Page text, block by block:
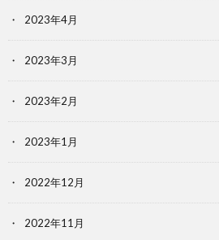
2023年4月
2023年3月
2023年2月
2023年1月
2022年12月
2022年11月